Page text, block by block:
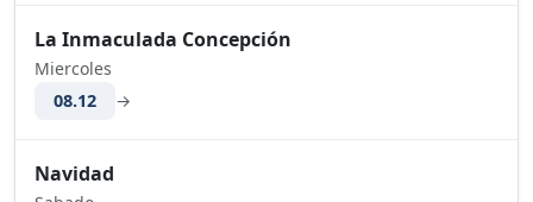
La Inmaculada Concepción
Miercoles
08.12
→
Navidad